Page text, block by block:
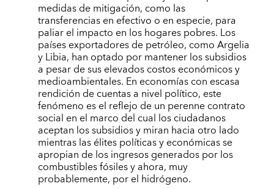
medidas de mitigación, como las
transferencias en efectivo o en especie, para
paliar el impacto en los hogares pobres. Los
países exportadores de petróleo, como Argelia
y Libia, han optado por mantener los subsidios
a pesar de sus elevados costos económicos y
medioambientales. En economías con escasa
rendición de cuentas a nivel político, este
fenómeno es el reflejo de un perenne contrato
social en el marco del cual los ciudadanos
aceptan los subsidios y miran hacia otro lado
mientras las élites políticas y económicas se
apropian de los ingresos generados por los
combustibles fósiles y ahora, muy
probablemente, por el hidrógeno.